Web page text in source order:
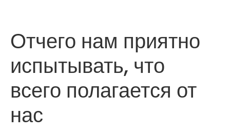
Отчего нам приятно
испытывать, что
всего полагается от
нас